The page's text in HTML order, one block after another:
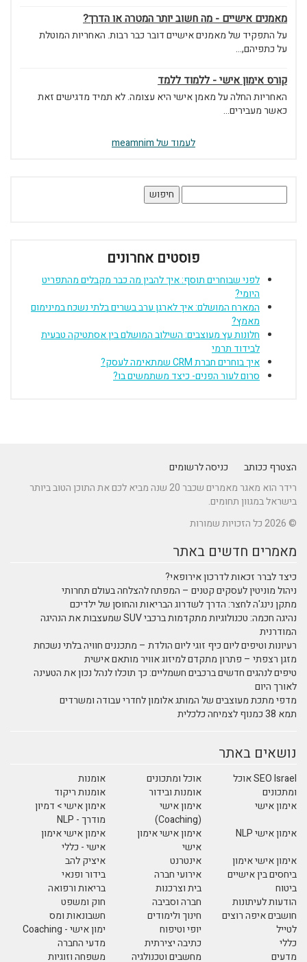
מאמנים אישיים - מה חשוב יותר המטרה או הדרך?
על התפקיד של מאמנים אישיים דובר כבר רבות. האחריות המוטלת
על כתפיהם,...
קורס אימון אישי - ללמוד ללמד
האחריות החלה על מאמן אישי היא עצומה. לא תמיד מדגישים זאת
כאשר מעבירים...
לעמוד של meamnim
פוסטים אחרונים
לפני שבוחרים תוסף: איך להבין מה כבר מקבלים מהתפריט
היומי?
המארח המושלם: איך לארגן ערב בשרים בלתי נשכח במינימום
מאמץ?
חלונות עץ מעוצבים: השילוב המושלם בין אסתטיקה טבעית
לבידוד תרמי
איך בוחרים חברת CRM שמתאימה לעסק?
סרום לעור הפנים- כיצד משתמשים בו?
הצטרף ככותב
כניסה לרשומים
רידר הוא מאגר מאמרים שכבר 20 שנה מביא לכם את התוכן הטוב ביותר
בישראל במגוון תחומים.
© 2026 כל הזכויות שמורות
מאמרים חדשים באתר
כיצד לברר זכאות לדרכון אירופאי?
ניהול מוניטין לעסקים קטנים – המפתח להצלחה בעולם תחרותי
מתקן נינג'ה לחצר: הדרך לשדרוג הבריאות והחוסן של ילדיכם
נהיגה חכמה: טכנולוגיות מתקדמות ברכבי SUV שמעצבות את הנהיגה
המודרנית
רעיונות וטיפים ליום כיף זוגי ליום הולדת – מתכננים חוויה בלתי נשכחת
מזגן רצפתי – פתרון מתקדם למיזוג אוויר מותאם אישית
טיפים לנהגים חדשים ברכבים חשמליים: כך תוכלו לנהל נכון את הטעינה
לאורך היום
מדפי מתכת מעוצבים של המותג אלומון לחדרי עבודה ומשרדים
תמא 38 כמנוף לצמיחה כלכלית
נושאים באתר
SEO Israel אוכל
ומתכונים
אוכל ומתכונים
אומנות
אומנות ובידור
אומנות ריקוד
אימון אישי
אימון אישי
(Coaching)
אימון אישי > דמיון
מודרך - NLP
אימון אישי NLP
אימון אישי אימון
אישי
אימון אישי אימון
אישי - כללי
אימון אישי אימון
ביחסים בין אישיים
אינטרנט
איציק להב
אירועי חברה
בידור ופנאי
ביטוח
בית וצרכנות
בריאות ורפואה
הודעות לעיתונות
חברה וסביבה
חוק ומשפט
חושבים איפה רוצים
לטייל
חינוך ולימודים
חשבונאות ומס
יופי וטיפוח
ימון אישי - Coaching
כללי
כתיבה יצירתית
מדעי החברה
מדעים
מחשבים וטכנולגיה משפחה וזוגיות